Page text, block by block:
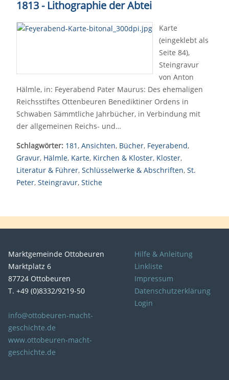
1813 - Lithographie der Abtei
Karte
(eingeklebt als
Seite 84),
Steingravur
von Anton
Hälmle, in: Feyerabend Pater Maurus: Des ehemaligen
Reichsstiftes Ottenbeuren Benediktiner Ordens in
Schwaben Sämmtliche Jahrbücher, in Verbindung mit
der allgemeinen Reichs- und…
Schlagwörter: 181, Ansichten, Bücher, Feyerabend,
Gravur, Hälmle, Karte, Kirchen & Kloster, Kloster,
Literatur & Führer, Schlüsselwerke & Abschriften, St.
Peter, Steingravur, Stiche
Marktgemeinde Ottobeuren
Marktplatz 6
87724 Ottobeuren
T. +49 (0)8332/9219-50
info@ottobeuren-macht-
geschichte.de
www.ottobeuren-macht-
geschichte.de
Hilfe & Anleitung
Linkliste
Impressum
Datenschutzerklärung
Login